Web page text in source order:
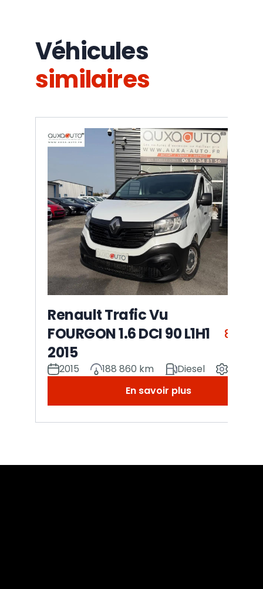
Véhicules
similaires
Renault Trafic Vu
FOURGON 1.6 DCI 90 L1H1
2015
8 325
2015 188 860 km Diesel
En savoir plus